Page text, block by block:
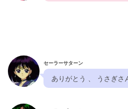
セーラーサターン
ありがとう 、 うさぎさ